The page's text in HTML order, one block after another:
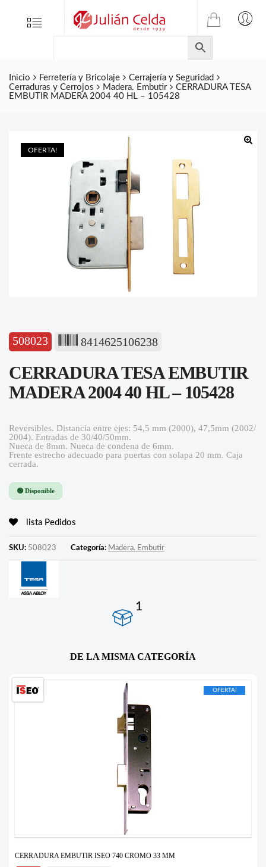
Menu
TIENDA
ONLINE
DE
JULIAN
CELDA
Inicio Ferretería y Bricolaje
Cerrajería y Seguridad
Cerraduras y Cerrojos
Madera. Embutir
CERRADURA TESA
EMBUTIR MADERA 2004 40 HL – 105428
OFERTA!
508023 8414625106238
CERRADURA TESA EMBUTIR
MADERA 2004 40 HL – 105428
Reversibles. Distancia entre ejes: 54,5 mm (2000), 47,5mm (2002/
2004). Entradas de 30/40/50mm.
Nueca de 8mm. Nueca de condena de 6mm.
Frente estrecho adecuado para puertas con solapa 20 mm. Caja
cerrada.
🟢 Disponible
lista Pedidos
SKU: 508023 Categoría: Madera. Embutir
1
DE LA MISMA CATEGORÍA
OFERTA!
CERRADURA EMBUTIR ISEO 740 CROMO 33 MM
Folletos
Contacto